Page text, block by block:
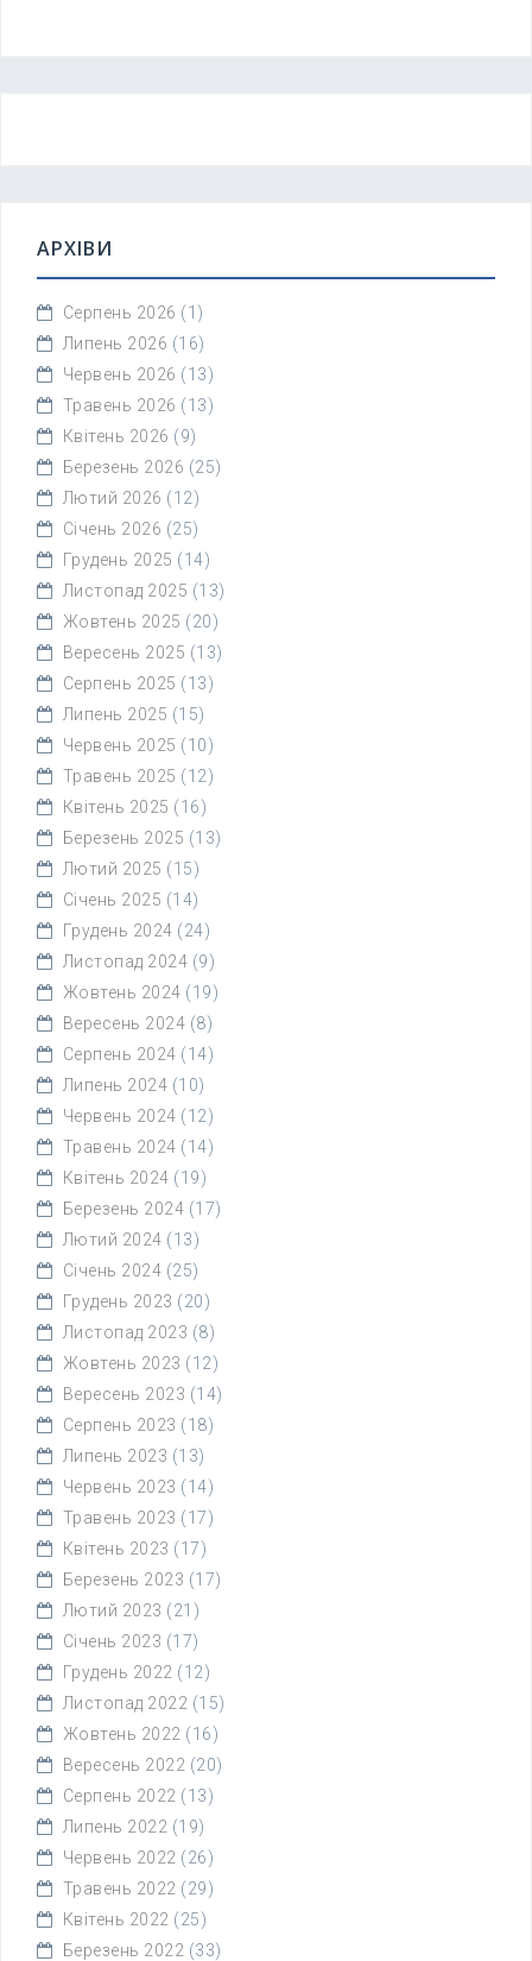
АРХІВИ
Серпень 2026 (1)
Липень 2026 (16)
Червень 2026 (13)
Травень 2026 (13)
Квітень 2026 (9)
Березень 2026 (25)
Лютий 2026 (12)
Січень 2026 (25)
Грудень 2025 (14)
Листопад 2025 (13)
Жовтень 2025 (20)
Вересень 2025 (13)
Серпень 2025 (13)
Липень 2025 (15)
Червень 2025 (10)
Травень 2025 (12)
Квітень 2025 (16)
Березень 2025 (13)
Лютий 2025 (15)
Січень 2025 (14)
Грудень 2024 (24)
Листопад 2024 (9)
Жовтень 2024 (19)
Вересень 2024 (8)
Серпень 2024 (14)
Липень 2024 (10)
Червень 2024 (12)
Травень 2024 (14)
Квітень 2024 (19)
Березень 2024 (17)
Лютий 2024 (13)
Січень 2024 (25)
Грудень 2023 (20)
Листопад 2023 (8)
Жовтень 2023 (12)
Вересень 2023 (14)
Серпень 2023 (18)
Липень 2023 (13)
Червень 2023 (14)
Травень 2023 (17)
Квітень 2023 (17)
Березень 2023 (17)
Лютий 2023 (21)
Січень 2023 (17)
Грудень 2022 (12)
Листопад 2022 (15)
Жовтень 2022 (16)
Вересень 2022 (20)
Серпень 2022 (13)
Липень 2022 (19)
Червень 2022 (26)
Травень 2022 (29)
Квітень 2022 (25)
Березень 2022 (33)